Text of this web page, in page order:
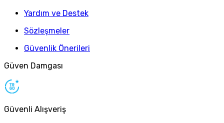
Yardım ve Destek
Sözleşmeler
Güvenlik Önerileri
Güven Damgası
Güvenli Alışveriş